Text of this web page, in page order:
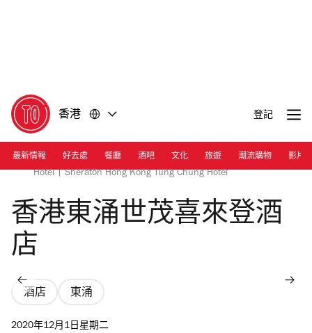
香港 登記
最新情報 好去處 餐廳 酒吧 文化 旅遊 潮流購物 影片
Photograph: Courtesy Sheraton Hong Kong Tung Chung
Hotel | Sheraton Hong Kong Tung Chung Hotel
香港東涌世茂喜來登酒
店
酒店 東涌
2020年12月1日星期二